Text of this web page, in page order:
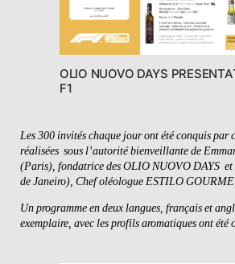
OLIO NUOVO DAYS
F1
Les 300 invités chaque jour ont été conquis par
réalisées sous l’autorité bienveillante de
(Paris), fondatrice des OLIO NUOVO DAYS
de Janeiro), Chef oléologue ESTILO
Un programme en deux langues, français et
exemplaire, avec les profils aromatiques ont été